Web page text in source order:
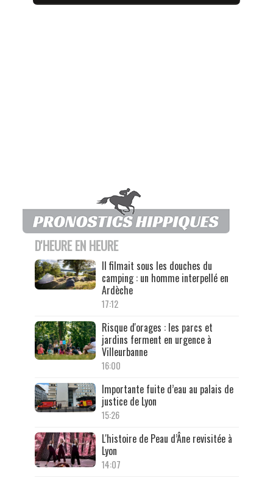
D'HEURE EN HEURE
Il filmait sous les douches du
camping : un homme interpellé en
Ardèche
17:12
Risque d'orages : les parcs et
jardins ferment en urgence à
Villeurbanne
16:00
Importante fuite d’eau au palais de
justice de Lyon
15:26
L'histoire de Peau d’Âne revisitée à
Lyon
14:07